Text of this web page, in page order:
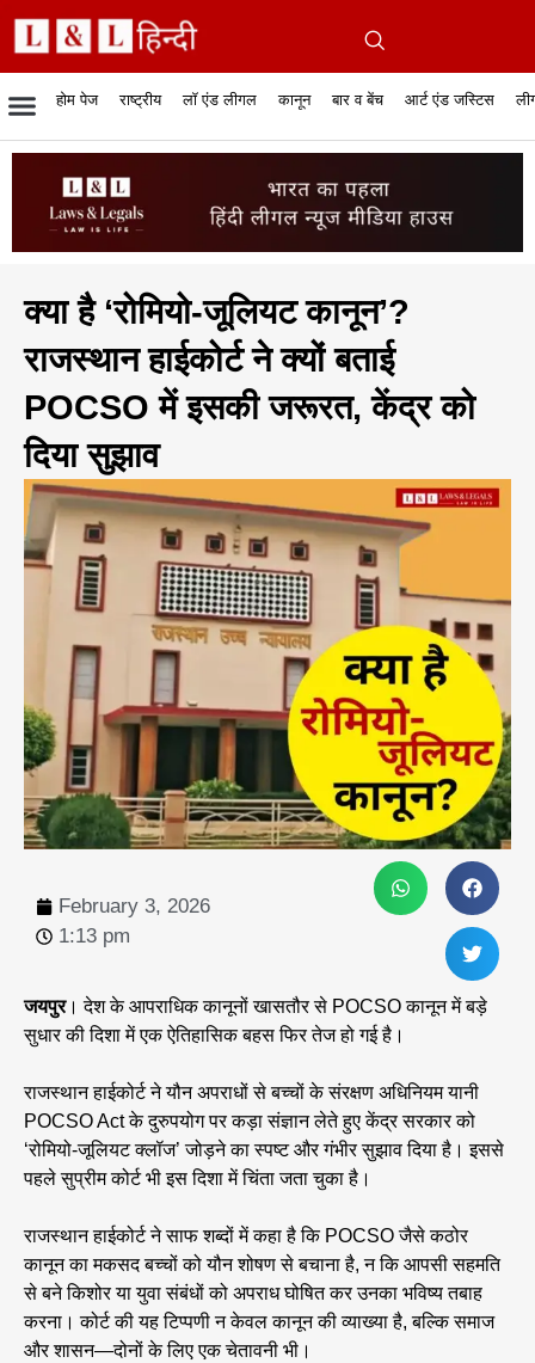
होम पेज राष्ट्रीय
रिपोर्टेबल जजमेंट सुप्रीम कोर्ट हाईकोर्ट
लॉ एंड लीगल
रिसर्च एनालाईसिस एंड लॉ केस स्टेटस
कानून
व्यापार में कानून फिल्में और कानून
बार व बेंच
बार एसोसिएशन बार
आर्ट एंड जस्टिस
जस्टिस एंड जस्टिस
क्या है ‘रोमियो-जूलियट कानून’?
राजस्थान हाईकोर्ट ने क्यों बताई
POCSO में इसकी जरूरत, केंद्र को
दिया सुझाव
February 3, 2026
1:13 pm
जयपुर। देश के आपराधिक कानूनों खासतौर से POCSO कानून में बड़े
सुधार की दिशा में एक ऐतिहासिक बहस फिर तेज हो गई है।
राजस्थान हाईकोर्ट ने यौन अपराधों से बच्चों के संरक्षण अधिनियम यानी
POCSO Act के दुरुपयोग पर कड़ा संज्ञान लेते हुए केंद्र सरकार को
‘रोमियो-जूलियट क्लॉज’ जोड़ने का स्पष्ट और गंभीर सुझाव दिया है। इससे
पहले सुप्रीम कोर्ट भी इस दिशा में चिंता जता चुका है।
राजस्थान हाईकोर्ट ने साफ शब्दों में कहा है कि POCSO जैसे कठोर
कानून का मकसद बच्चों को यौन शोषण से बचाना है, न कि आपसी सहमति
से बने किशोर या युवा संबंधों को अपराध घोषित कर उनका भविष्य तबाह
करना। कोर्ट की यह टिप्पणी न केवल कानून की व्याख्या है, बल्कि समाज
और शासन—दोनों के लिए एक चेतावनी भी।